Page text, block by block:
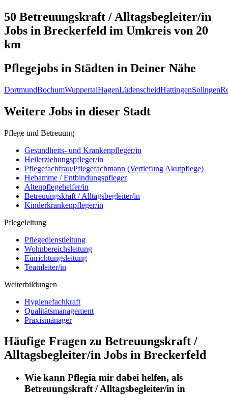
50 Betreuungskraft / Alltagsbegleiter/in
Jobs in Breckerfeld im Umkreis von 20
km
Pflegejobs in Städten in Deiner Nähe
DortmundBochumWuppertalHagenLüdenscheidHattingenSolingen
Weitere Jobs in dieser Stadt
Pflege und Betreuung
Gesundheits- und Krankenpfleger/in
Heilerziehungspfleger/in
Pflegefachfrau/Pflegefachmann (Vertiefung Akutpflege)
Hebamme / Entbindungspfleger
Altenpflegehelfer/in
Betreuungskraft / Alltagsbegleiter/in
Kinderkrankenpfleger/in
Pflegeleitung
Pflegedienstleitung
Wohnbereichsleitung
Einrichtungsleitung
Teamleiter/in
Weiterbildungen
Hygienefachkraft
Qualitätsmanagement
Praxismanager
Häufige Fragen zu Betreuungskraft /
Alltagsbegleiter/in Jobs in Breckerfeld
Wie kann Pflegia mir dabei helfen, als
Betreuungskraft / Alltagsbegleiter/in in